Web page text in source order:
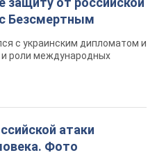
Безсмертным
с украинским дипломатом и
роли международных
атаки
Фото